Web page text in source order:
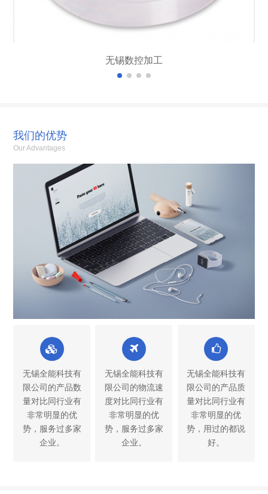
无锡数控加工
我们的优势
Our Advantages
无锡全能科技有
限公司的产品数
量对比同行业有
非常明显的优
势，服务过多家
企业。
无锡全能科技有
限公司的物流速
度对比同行业有
非常明显的优
势，服务过多家
企业。
无锡全能科技有
限公司的产品质
量对比同行业有
非常明显的优
势，用过的都说
好。